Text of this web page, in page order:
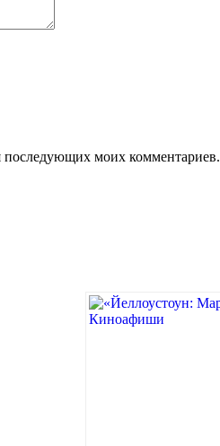
последующих моих комментариев.